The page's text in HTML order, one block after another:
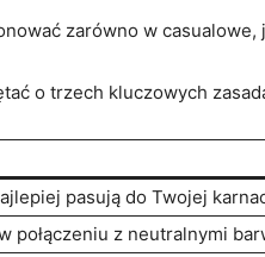
zarówno w
o trzech kluczowych
pasują‌ do ⁤Twojej
połączeniu z neutralnymi‌